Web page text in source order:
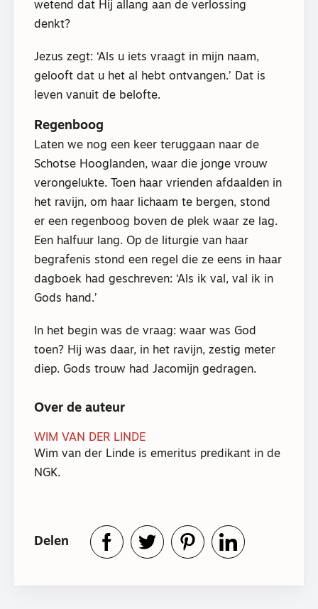
wetend dat Hij allang aan de verlossing
denkt?
Jezus zegt: ‘Als u iets vraagt in mijn naam,
gelooft dat u het al hebt ontvangen.’ Dat is
leven vanuit de belofte.
Regenboog
Laten we nog een keer teruggaan naar de
Schotse Hooglanden, waar die jonge vrouw
verongelukte. Toen haar vrienden afdaalden in
het ravijn, om haar lichaam te bergen, stond
er een regenboog boven de plek waar ze lag.
Een halfuur lang. Op de liturgie van haar
begrafenis stond een regel die ze eens in haar
dagboek had geschreven: ‘Als ik val, val ik in
Gods hand.’
In het begin was de vraag: waar was God
toen? Hij was daar, in het ravijn, zestig meter
diep. Gods trouw had Jacomijn gedragen.
Over de auteur
WIM VAN DER LINDE
Wim van der Linde is emeritus predikant in de
NGK.
Delen